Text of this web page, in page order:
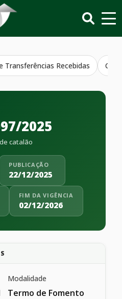
Transferências Recebidas
2025
catalão
PUBLICAÇÃO
22/12/2025
FIM DA VIGÊNCIA
02/12/2026
Modalidade
Termo de Fomento